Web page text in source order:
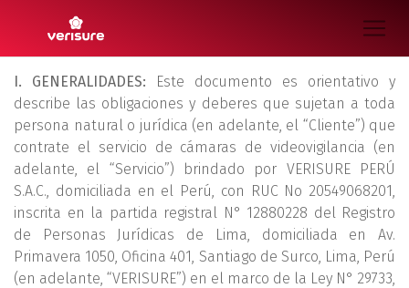
I. GENERALIDADES:
Este documento es orientativo y
describe las obligaciones y deberes que sujetan a toda
persona natural o jurídica (en adelante, el “Cliente”) que
contrate el servicio de cámaras de videovigilancia (en
adelante, el “Servicio”) brindado por VERISURE PERÚ
S.A.C., domiciliada en el Perú, con RUC No 20549068201,
inscrita en la partida registral N° 12880228 del Registro
de Personas Jurídicas de Lima, domiciliada en Av.
Primavera 1050, Oficina 401, Santiago de Surco, Lima, Perú
(en adelante, “VERISURE”) en el marco de la Ley N° 29733,